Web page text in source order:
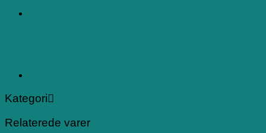
Kategori
Relaterede varer